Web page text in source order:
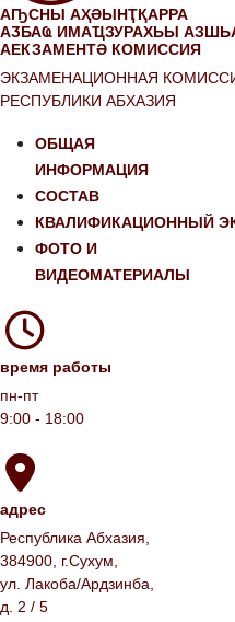
АҦСНЫ АҲӘЫНҬҚАРРА
АӠБАҨ ИМАҴЗУРАХЬЫ
АЕКЗАМЕНТӘ КОМИССИЯ
ЭКЗАМЕНАЦИОННАЯ
РЕСПУБЛИКИ АБХАЗИЯ
ОБЩАЯ
ИНФОРМАЦИЯ
СОСТАВ
КВАЛИФИКАЦИОННЫЙ
ФОТО И
ВИДЕОМАТЕРИАЛЫ
время работы
пн-пт
9:00 - 18:00
адрес
Республика Абхазия,
384900, г.Сухум,
ул. Лакоба/Ардзинба,
д. 2 / 5